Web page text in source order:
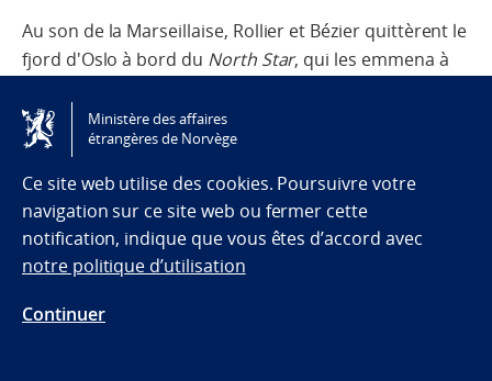
Au son de la Marseillaise, Rollier et Bézier quittèrent le
fjord d'Oslo à bord du North Star, qui les emmena à
rejoindre Tours.
Lorsqu’ils rejoignirent enfin le gouvernement français,
deux semaines s’étaient écoulées depuis leur départ
en ballon de Paris. Ils avaient expédié dès leur arrivée
à Christiania le message enjoignant les forces armées
de s’unir, mais il était déjà trop tard.
Malheureusement pour les Français, l'armée au Sud-
Ministère des affaires
étrangères de Norvège
Ce site web utilise des cookies. Poursuivre votre
navigation sur ce site web ou fermer cette
notification, indique que vous êtes d’accord avec
notre politique d’utilisation
Continuer